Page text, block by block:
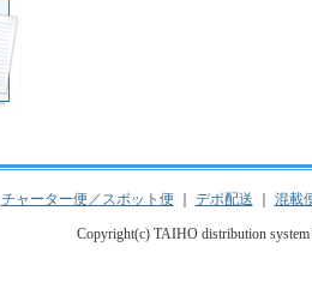
チャーター便／スポット便 デポ配送 混載
Copyright(c) TAIHO distribution